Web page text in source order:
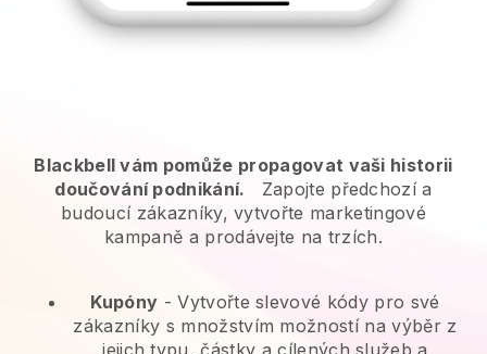
Blackbell vám pomůže propagovat vaši historii
doučování podnikání.
Zapojte předchozí a
budoucí zákazníky, vytvořte marketingové
kampaně a prodávejte na trzích.
Kupóny - Vytvořte slevové kódy pro své
zákazníky s množstvím možností na výběr z